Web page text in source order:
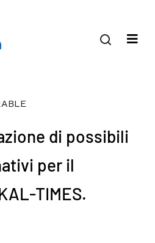
di possibili
per il
TIMES.